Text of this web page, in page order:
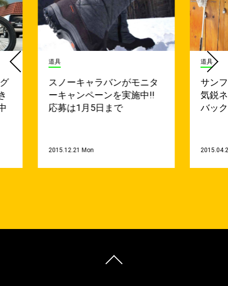
道具
スノーキャラバンがモニタ
ーキャンペーンを実施中!!
応募は1月5日まで
2015.12.21 Mon
道具
サン
気鋭
バッ